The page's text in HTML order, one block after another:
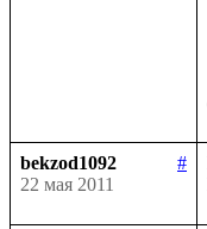
bekzod1092
#
22 мая 2011